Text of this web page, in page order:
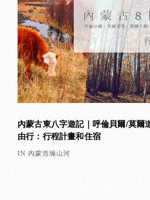
內蒙古東八字遊記｜呼倫貝爾/莫爾
由行：行程計畫和住宿
IN 內蒙浩瀚山河